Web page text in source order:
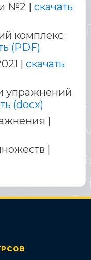
№2 | скачать
комплекс
(PDF)
| скачать
упражнений
(docx)
|
|